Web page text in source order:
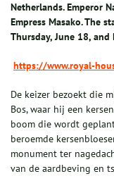
Netherlands. Emperor
Empress Masako. The
Thursday, June 18, and
https://www.royal-
De keizer bezoekt die
Bos, waar hij een
boom die wordt
beroemde
monument ter
van de aardbeving en